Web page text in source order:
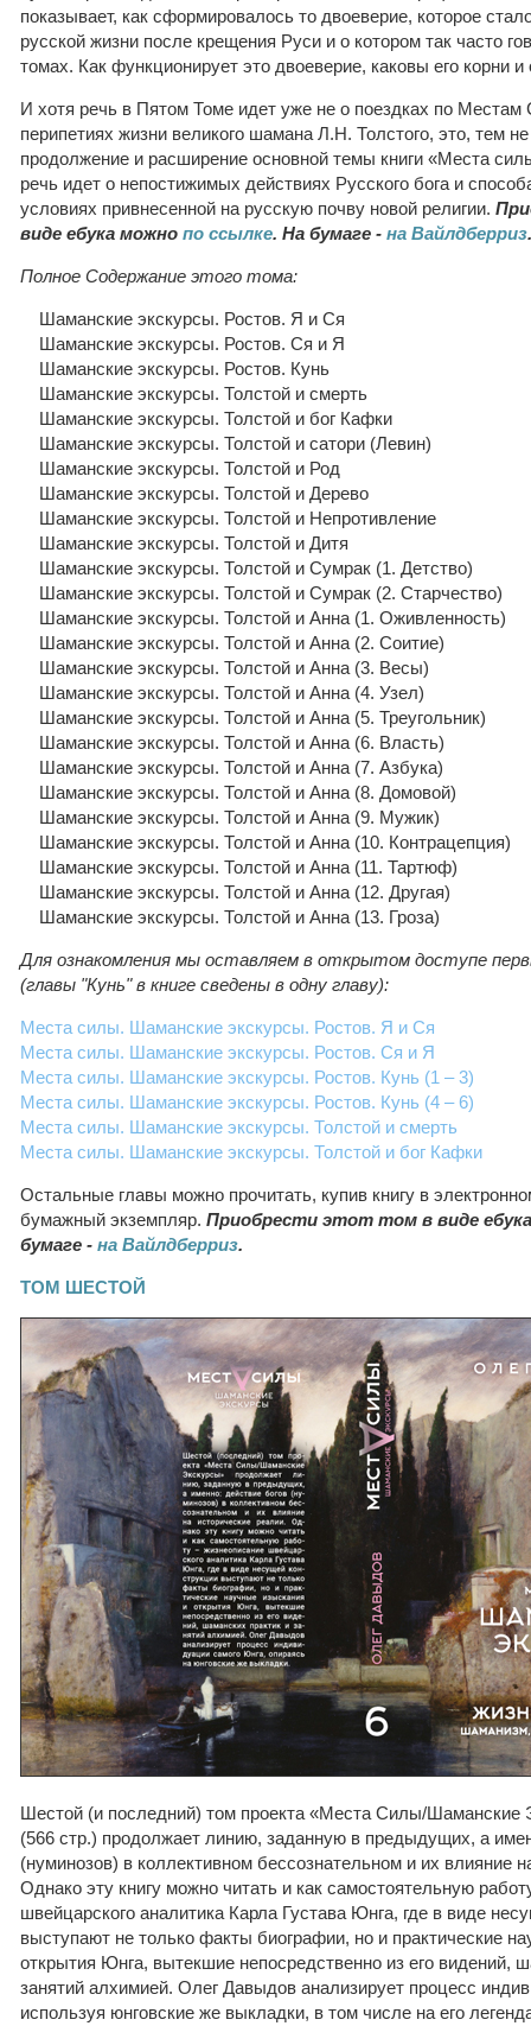
показывает, как сформировалось то двоеверие, которое
русской жизни после крещения Руси и о котором так часто
томах. Как функционирует это двоеверие, каковы его корни
И хотя речь в Пятом Томе идет уже не о поездках по Местам
перипетиях жизни великого шамана Л.Н. Толстого, это, тем
продолжение и расширение основной темы книги «Места
речь идет о непостижимых действиях Русского бога и
условиях привнесенной на русскую почву новой религии.
виде ебука можно по ссылке. На бумаге - на Вайлдберриз.
Полное Содержание этого тома:
Шаманские экскурсы. Ростов. Я и Ся
Шаманские экскурсы. Ростов. Ся и Я
Шаманские экскурсы. Ростов. Кунь
Шаманские экскурсы. Толстой и смерть
Шаманские экскурсы. Толстой и бог Кафки
Шаманские экскурсы. Толстой и сатори (Левин)
Шаманские экскурсы. Толстой и Род
Шаманские экскурсы. Толстой и Дерево
Шаманские экскурсы. Толстой и Непротивление
Шаманские экскурсы. Толстой и Дитя
Шаманские экскурсы. Толстой и Сумрак (1. Детство)
Шаманские экскурсы. Толстой и Сумрак (2. Старчество)
Шаманские экскурсы. Толстой и Анна (1. Оживленность)
Шаманские экскурсы. Толстой и Анна (2. Соитие)
Шаманские экскурсы. Толстой и Анна (3. Весы)
Шаманские экскурсы. Толстой и Анна (4. Узел)
Шаманские экскурсы. Толстой и Анна (5. Треугольник)
Шаманские экскурсы. Толстой и Анна (6. Власть)
Шаманские экскурсы. Толстой и Анна (7. Азбука)
Шаманские экскурсы. Толстой и Анна (8. Домовой)
Шаманские экскурсы. Толстой и Анна (9. Мужик)
Шаманские экскурсы. Толстой и Анна (10. Контрацепция)
Шаманские экскурсы. Толстой и Анна (11. Тартюф)
Шаманские экскурсы. Толстой и Анна (12. Другая)
Шаманские экскурсы. Толстой и Анна (13. Гроза)
Для ознакомления мы оставляем в открытом доступе
(главы "Кунь" в книге сведены в одну главу):
Места силы. Шаманские экскурсы. Ростов. Я и Ся
Места силы. Шаманские экскурсы. Ростов. Ся и Я
Места силы. Шаманские экскурсы. Ростов. Кунь (1 – 3)
Места силы. Шаманские экскурсы. Ростов. Кунь (4 – 6)
Места силы. Шаманские экскурсы. Толстой и смерть
Места силы. Шаманские экскурсы. Толстой и бог Кафки
Остальные главы можно прочитать, купив книгу в
бумажный экземпляр. Приобрести этот том в виде
бумаге - на Вайлдберриз.
ТОМ ШЕСТОЙ
Шестой (и последний) том проекта «Места Силы/Шаманские
(566 стр.) продолжает линию, заданную в предыдущих, а
(нуминозов) в коллективном бессознательном и их влияние
Однако эту книгу можно читать и как самостоятельную
швейцарского аналитика Карла Густава Юнга, где в виде
выступают не только факты биографии, но и практические
открытия Юнга, вытекшие непосредственно из его видений,
занятий алхимией. Олег Давыдов анализирует процесс
используя юнговские же выкладки, в том числе на его